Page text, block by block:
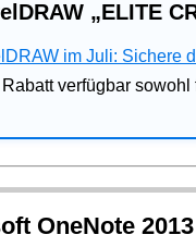
„ELITE
im Juli: Sichere
verfügbar
OneNote